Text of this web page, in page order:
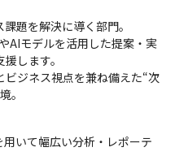
コースとなります。
題を解決に導く部門。
AIモデルを活用した提案・実
します。
ジネス視点を兼ね備えた“次
。
いて幅広い分析・レポーテ